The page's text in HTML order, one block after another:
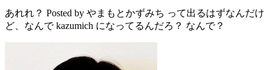
あれれ？ Posted by やまもとかずみち って出るはずなんだけ
ど、なんで kazumich になってるんだろ？ なんで？